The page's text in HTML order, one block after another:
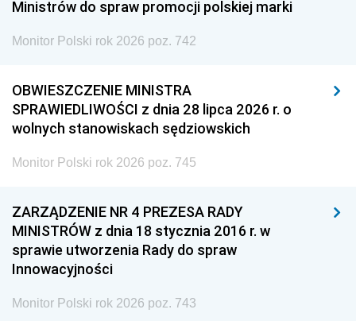
Ministrów do spraw promocji polskiej marki
Monitor Polski rok 2026 poz. 742
OBWIESZCZENIE MINISTRA
SPRAWIEDLIWOŚCI z dnia 28 lipca 2026 r. o
wolnych stanowiskach sędziowskich
Monitor Polski rok 2026 poz. 745
ZARZĄDZENIE NR 4 PREZESA RADY
MINISTRÓW z dnia 18 stycznia 2016 r. w
sprawie utworzenia Rady do spraw
Innowacyjności
Monitor Polski rok 2026 poz. 743